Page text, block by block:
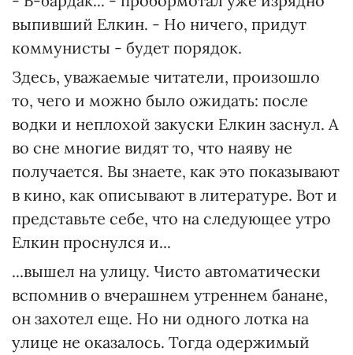
выпивший Елкин. - Но ничего, придут
коммунисты - будет порядок.
Здесь, уважаемые читатели, произошло
то, чего и можно было ожидать: после
водки и неплохой закуски Елкин заснул. А
во сне многие видят то, что наяву не
получается. Вы знаете, как это показывают
в кино, как описывают в литературе. Вот и
представьте себе, что на следующее утро
Елкин проснулся и...
...вышел на улицу. Чисто автоматически
вспомнив о вчерашнем утреннем банане,
он захотел еще. Но ни одного лотка на
улице не оказалось. Тогда одержимый